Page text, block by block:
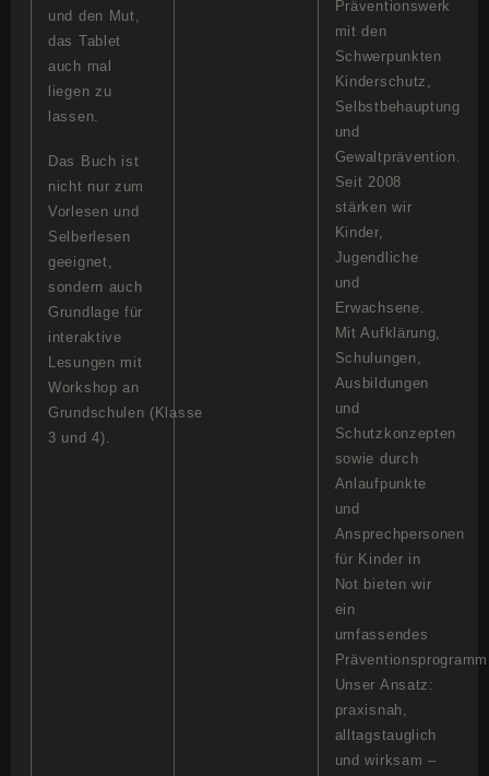
und den Mut,
das Tablet
auch mal
liegen zu
lassen.
Das Buch ist
nicht nur zum
Vorlesen und
Selberlesen
geeignet,
sondern auch
Grundlage für
interaktive
Lesungen mit
Workshop an
Grundschulen (Klasse
3 und 4).
Präventionswerk
mit den
Schwerpunkten
Kinderschutz,
Selbstbehauptung
und
Gewaltprävention.
Seit 2008
stärken wir
Kinder,
Jugendliche
und
Erwachsene.
Mit Aufklärung,
Schulungen,
Ausbildungen
und
Schutzkonzepten
sowie durch
Anlaufpunkte
und
Ansprechpersonen
für Kinder in
Not bieten wir
ein
umfassendes
Unser Ansatz:
praxisnah,
alltagstauglich
und wirksam –